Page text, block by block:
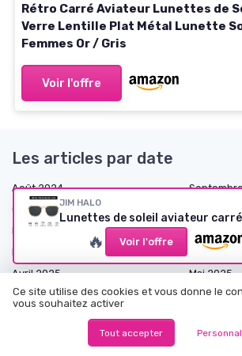
Rétro Carré Aviateur Lunettes de
Verre Lentille Plat Métal Lunette
Femmes Or / Gris
Voir l'offre
JIM HALO
Lunettes de soleil aviateur
🔥 Voir l'offre
Les articles par date
Août 2024
Octobre 2024
Novembre
Décembre 2024
Février 2025
Mars 2025
Avril 2025
Mai 2025
Juin 2025
Juillet
Novembre
Ce site utilise des cookies et vous donne le
vous souhaitez activer
Tout accepter